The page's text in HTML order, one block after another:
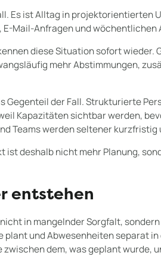
Es ist Alltag in projektorientierten
E-Mail-Anfragen und
diese Situation sofort
mehr Abstimmungen,
Gegenteil der Fall. Strukturierte
Kapazitäten sichtbar werden,
Teams werden seltener kurzfristig
ist deshalb nicht mehr Planung,
entstehen
in mangelnder Sorgfalt,
plant und Abwesenheiten separat
dem, was geplant wurde,